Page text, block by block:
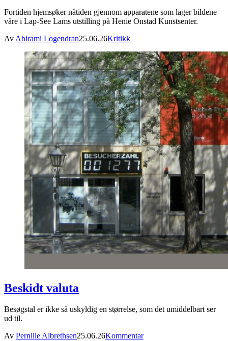
Fortiden hjemsøker nåtiden gjennom apparatene som lager bildene
våre i Lap-See Lams utstilling på Henie Onstad Kunstsenter.
Av Abirami Logendran25.06.26Kritikk
Beskidt valuta
Besøgstal er ikke så uskyldig en størrelse, som det umiddelbart ser
ud til.
Av Pernille Albrethsen25.06.26Kommentar